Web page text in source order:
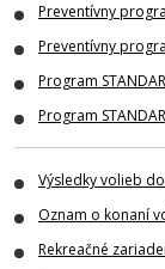
Preventívny
Preventívny
Program
Program
Výsledky volieb do
Oznam o konaní
Rekreačné